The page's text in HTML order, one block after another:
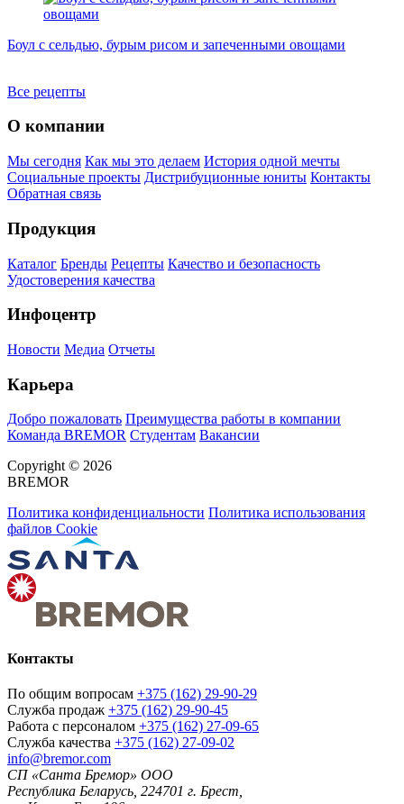
Боул с сельдью, бурым рисом и запеченными овощами
Все рецепты
О компании
Мы сегодня Как мы это делаем История одной мечты
Социальные проекты Дистрибуционные юниты Контакты
Обратная связь
Продукция
Каталог Бренды Рецепты Качество и безопасность
Удостоверения качества
Инфоцентр
Новости Медиа Отчеты
Карьера
Добро пожаловать Преимущества работы в компании
Команда BREMOR Студентам Вакансии
Copyright © 2026
BREMOR
Политика конфиденциальности Политика использования
файлов Cookie
Контакты
По общим вопросам +375 (162) 29-90-29
Служба продаж +375 (162) 29-90-45
Работа с персоналом +375 (162) 27-09-65
Служба качества +375 (162) 27-09-02
info@bremor.com
СП «Санта Бремор» ООО
Республика Беларусь, 224701 г. Брест,